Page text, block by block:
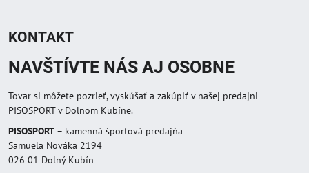
KONTAKT
NAVŠTÍVTE NÁS AJ OSOBNE
Tovar si môžete pozrieť, vyskúšať a zakúpiť v našej predajni
PISOSPORT v Dolnom Kubíne.
PISOSPORT – kamenná športová predajňa
Samuela Nováka 2194
026 01 Dolný Kubín